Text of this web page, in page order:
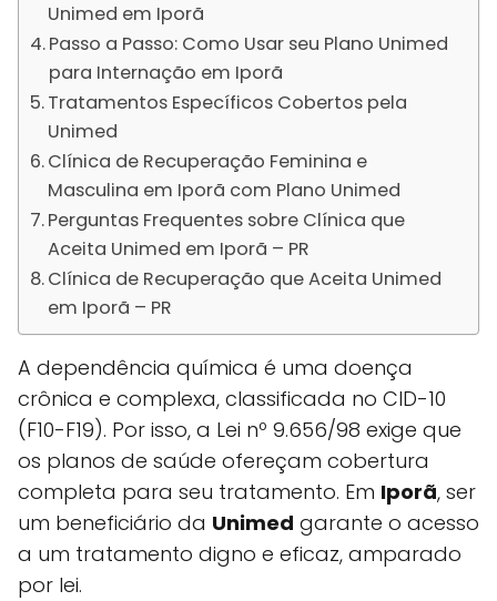
Unimed em Iporã
Passo a Passo: Como Usar seu Plano Unimed
para Internação em Iporã
Tratamentos Específicos Cobertos pela
Unimed
Clínica de Recuperação Feminina e
Masculina em Iporã com Plano Unimed
Perguntas Frequentes sobre Clínica que
Aceita Unimed em Iporã – PR
Clínica de Recuperação que Aceita Unimed
em Iporã – PR
A dependência química é uma doença
crônica e complexa, classificada no CID-10
(F10-F19). Por isso, a Lei nº 9.656/98 exige que
os planos de saúde ofereçam cobertura
completa para seu tratamento. Em Iporã, ser
um beneficiário da Unimed garante o acesso
a um tratamento digno e eficaz, amparado
por lei.